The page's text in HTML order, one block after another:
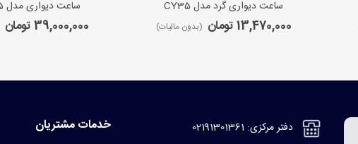
ساعت دیواری گرد مدل CY35
13,470,000 تومان (بدون مالیات)
ساعت دیواری مدل iClock105
39,000,000 تومان
دفتر مرکزی: 02191301361 خدمات مشتریان